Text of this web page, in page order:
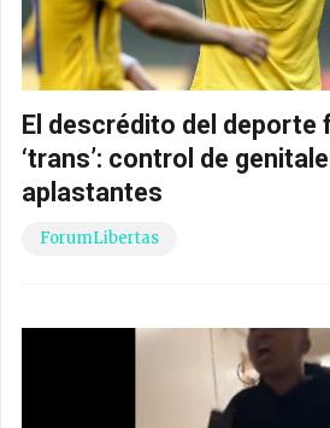
El descrédito del deporte
‘trans’: control de
aplastantes
ForumLibertas